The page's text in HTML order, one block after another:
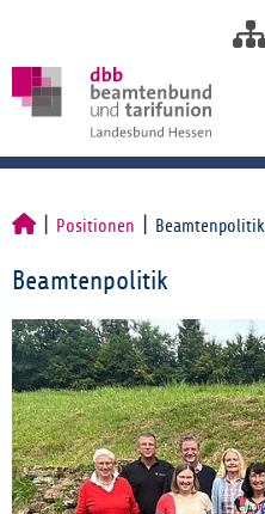
Positionen Beamtenpolitik
Beamtenpolitik